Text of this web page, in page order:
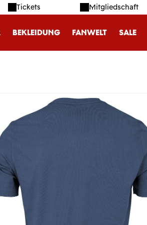
Tickets Mitgliedschaft
BEKLEIDUNG FANWELT SALE